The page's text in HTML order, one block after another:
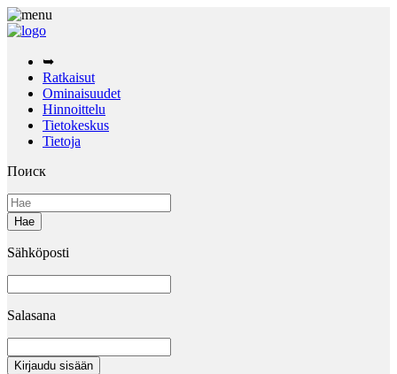
➥
Ratkaisut
Ominaisuudet
Hinnoittelu
Tietokeskus
Tietoja
Поиск
Sähköposti
Salasana